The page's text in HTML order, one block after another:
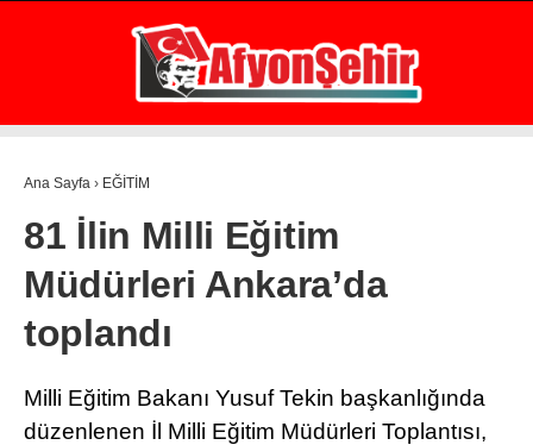
24.8 °
AFYON
GÜNDEM
EKONOMİ
ASAYİŞ
POLİTİKA
SPOR
SAĞLIK
Ana Sayfa › EĞİTİM
81 İlin Milli Eğitim
Müdürleri Ankara’da
toplandı
Milli Eğitim Bakanı Yusuf Tekin başkanlığında
düzenlenen İl Milli Eğitim Müdürleri Toplantısı,